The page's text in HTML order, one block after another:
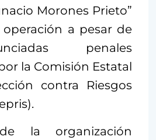
Morones Prieto”
a pesar de
penales
la Comisión Estatal
contra Riesgos
la organización